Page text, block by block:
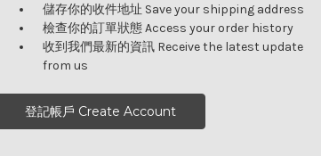
儲存你的收件地址 Save your shipping address
檢查你的訂單狀態 Access your order history
收到我們最新的資訊 Receive the latest update
from us
登記帳戶 Create Account